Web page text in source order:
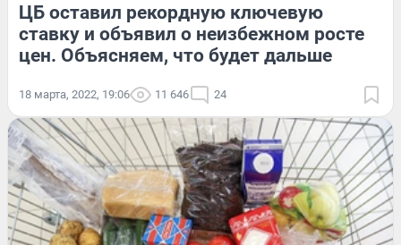
ЦБ оставил рекордную ключевую
ставку и объявил о неизбежном росте
цен. Объясняем, что будет дальше
18 марта, 2022, 19:06 11 646 24